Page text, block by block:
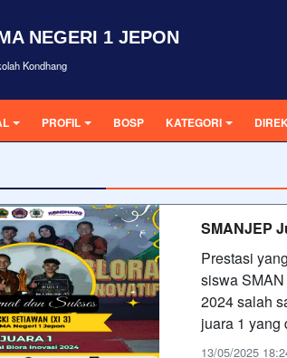
NEGERI 1 JEPON
Kondhang
PROFIL BOSP KATEGORI
SMANJEP
Prestasi
siswa
2024 salah
juara 1 yang
13/05/2025